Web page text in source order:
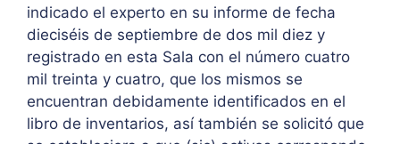
indicado el experto en su informe de fecha
dieciséis de septiembre de dos mil diez y
registrado en esta Sala con el número cuatro
mil treinta y cuatro, que los mismos se
encuentran debidamente identificados en el
libro de inventarios, así también se solicitó que